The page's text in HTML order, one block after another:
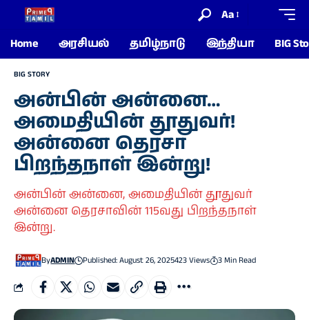
Aa
Home
அரசியல் தமிழ்நாடு இந்தியா BIG
BIG STORY
அன்பின் அன்னை…
அமைதியின் தூதுவர்!
அன்னை தெரசா
பிறந்தநாள் இன்று!
அன்பின் அன்னை, அமைதியின் தூதுவர்
அன்னை தெரசாவின் 115வது பிறந்தநாள்
இன்று.
ByADMIN Published: August 26, 2025423 Views 3 Min Read